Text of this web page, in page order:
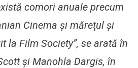
comori anuale precum
Cinema şi măreţul şi
la Film Society”, se arată în
şi Manohla Dargis, în